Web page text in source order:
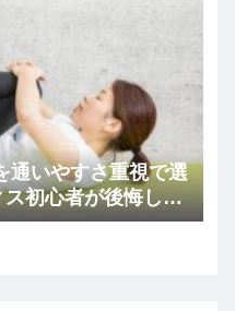
通いやすさ重視で選
初心者が後悔しな